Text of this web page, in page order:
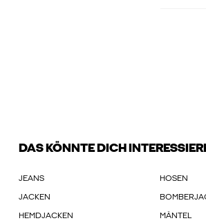
DAS KÖNNTE DICH
JEANS HOSEN
JACKEN
HEMDJACKEN MÄNTEL